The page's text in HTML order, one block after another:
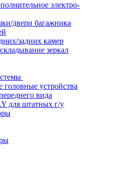
электро-
двери багажника
задних камер
зеркал
устройства
вида
для штатных г/у